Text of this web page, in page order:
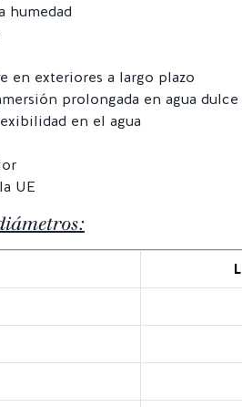
humedad
en exteriores a largo plazo
prolongada en agua dulce
en el agua
UE